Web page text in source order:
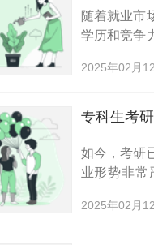
随着就业市
学历和竞争
2023年专科
2025年02月
专科生考
如今，考研
业形势非常
选择的呢？
2025年02月